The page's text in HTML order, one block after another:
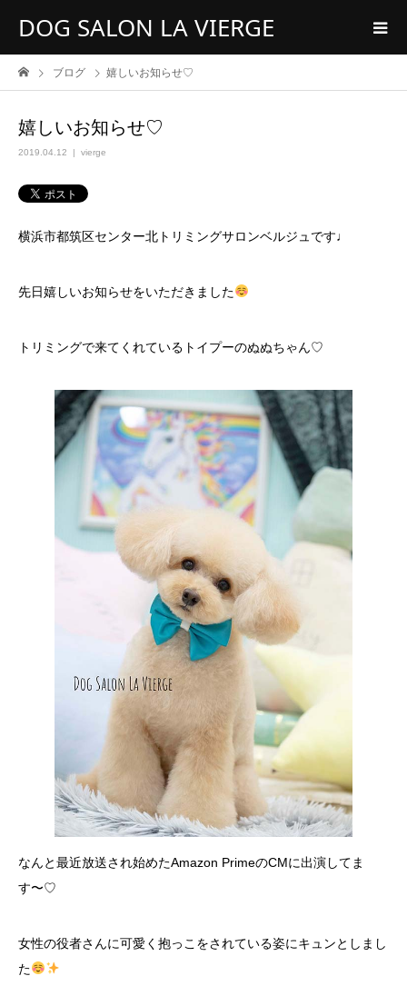
DOG SALON LA VIERGE
ブログ 嬉しいお知らせ♡
嬉しいお知らせ♡
2019.04.12 vierge
横浜市都筑区センター北トリミングサロンベルジュです♩
先日嬉しいお知らせをいただきました
トリミングで来てくれているトイプーのぬぬちゃん♡
なんと最近放送され始めたAmazon PrimeのCMに出演してま
す〜♡
女性の役者さんに可愛く抱っこをされている姿にキュンとしまし
た